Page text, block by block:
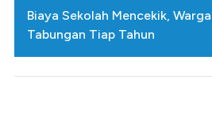
Biaya Sekolah Mencekik,
Tabungan Tiap Tahun